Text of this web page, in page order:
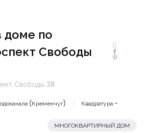
доме по
Свободы
Свободы 38
(Кременчуг) Квадратура -
МНОГОКВАРТИРНЫЙ ДОМ